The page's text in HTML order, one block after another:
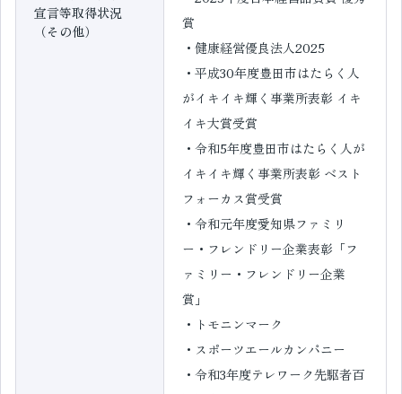
宣言等取得状況
（その他）
賞
・健康経営優良法人2025
・平成30年度豊田市はたらく人
がイキイキ輝く事業所表彰 イキ
イキ大賞受賞
・令和5年度豊田市はたらく人が
イキイキ輝く事業所表彰 ベスト
フォーカス賞受賞
・令和元年度愛知県ファミリ
ー・フレンドリー企業表彰「フ
ァミリー・フレンドリー企業
賞」
・トモニンマーク
・スポーツエールカンパニー
・令和3年度テレワーク先駆者百